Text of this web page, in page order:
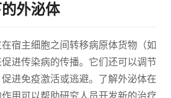
外泌体
宿主细胞之间转移病原体货物（如
进传染病的传播。它们还可以调节
进免疫激活或逃避。了解外泌体在
用可以帮助研究人员开发新的治疗